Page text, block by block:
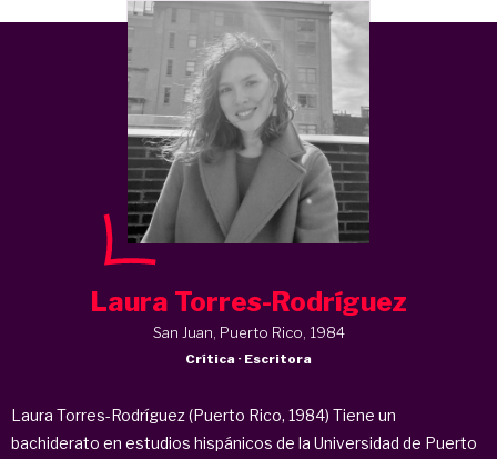
Laura Torres-Rodríguez
San Juan, Puerto Rico, 1984
Crítica · Escritora
Laura Torres-Rodríguez (Puerto Rico, 1984) Tiene un
bachiderato en estudios hispánicos de la Universidad de Puerto